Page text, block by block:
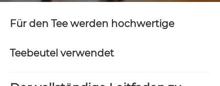
Für den Tee werden hochwertige
Teebeutel verwendet